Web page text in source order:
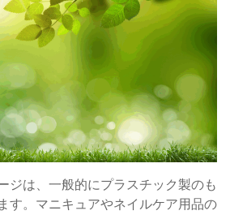
ジは、一般的にプラスチック製のも
す。マニキュアやネイルケア用品の